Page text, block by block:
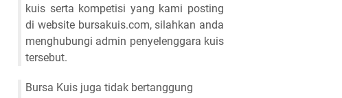
kuis serta kompetisi yang kami posting
di website bursakuis.com, silahkan anda
menghubungi admin penyelenggara kuis
tersebut.
Bursa Kuis juga tidak bertanggung